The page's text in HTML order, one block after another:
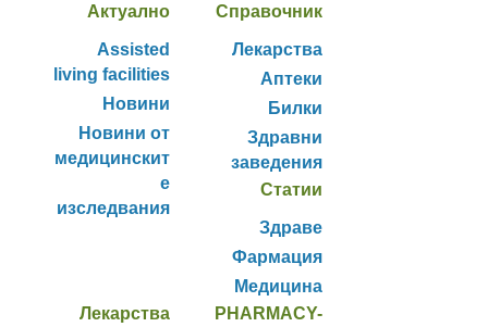
Актуално
Assisted
living facilities
Новини
Новини от
медицинскит
е
изследвания
Справочник
Лекарства
Аптеки
Билки
Здравни
заведения
Статии
Здраве
Фармация
Медицина
Лекарства
PHARMACY-